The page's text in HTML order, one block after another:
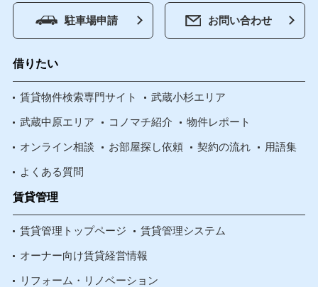
駐車場申請 お問い合わせ
借りたい
賃貸物件検索専門サイト 武蔵小杉エリア
武蔵中原エリア コノマチ紹介 物件レポート
オンライン相談 お部屋探し依頼 契約の流れ 用語集
よくある質問
賃貸管理
賃貸管理トップページ 賃貸管理システム
オーナー向け賃貸経営情報
リフォーム・リノベーション